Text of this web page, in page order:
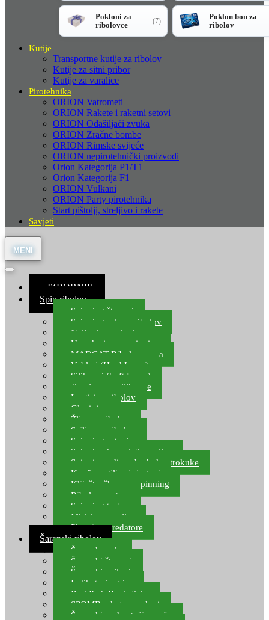
Pokloni za
ribolovce
(7)
Poklon bon za
ribolov
Kutije
Transportne kutije za ribolov
Kutije za sitni pribor
Kutije za varalice
Pirotehnika
ORION Vatrometi
ORION Rakete i raketni setovi
ORION Odašiljači zvuka
ORION Zračne bombe
ORION Rimske svijeće
ORION nepirotehnički proizvodi
Orion Kategorija P1/T1
Orion Kategorija F1
ORION Vulkani
ORION Party pirotehnika
Start pištolji, streljivo i rakete
Savjeti
≡ IZBORNIK
Spin ribolov
Spinning štapovi
Spinning role za ribolov
Najloni za spinning
Upredenice za spinning
MADCAT Ribolov soma
Vobleri (Hard Lures)
Silikonci (Soft Lures)
Jig glave za silikonce
Leptiri za ribolov
Glavinjare
Žlice za ribolov
Sajlice za ribolov
Spinning setovi
Spinning kompleti varalica
Spinning udice, dvokuke, trokuke
Kopče, vrtilice i ringovi
Kliješta, škare za spinning
Ribolov pastrve
Spinning torbe
Mirisi za varalice
Plovci za predatore
Šaranski ribolov
Šaranske role
Šaranski štapovi
Šaranski najloni
Indikatori ugriza
Rod Pod, Banksticks
SPOMB rakete, markeri
Šaranski podmetači, mreže